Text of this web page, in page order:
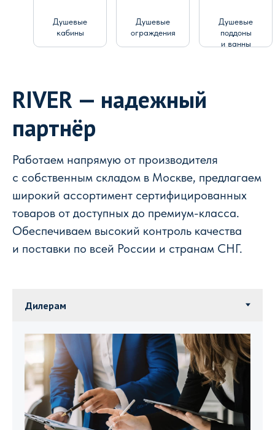
Душевые
кабины
Душевые
ограждения
Душевые
поддоны
и ванны
RIVER — надежный
партнёр
Работаем напрямую от производителя
с собственным складом в Москве, предлагаем
широкий ассортимент сертифицированных
товаров от доступных до премиум-класса.
Обеспечиваем высокий контроль качества
и поставки по всей России и странам СНГ.